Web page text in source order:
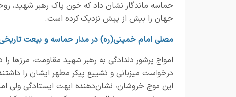
حماسه ماندگار نشان داد که خون پاک رهبر شهید،
جهان را بیش از پیش نزدیک کرده است.
مصلی امام خمینی(ره) در مدار حماسه و بیعت
امواج پرشور دلدادگی به رهبر شهید مقاومت، مرزها
درخواست میزبانی و تشییع پیکر مطهر ایشان را
این موج خروشان، نشان‌دهنده ابهت ایستادگی ولی